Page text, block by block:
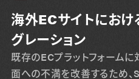
海外ECサイトにお
グレーション
既存のECプラットフォームに
面への不満を改善するため